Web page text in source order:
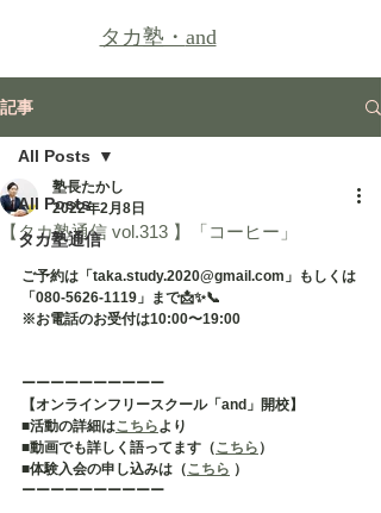
タカ塾・and
記事
All Posts
タカ塾通信
All Posts
【タカ塾通信 vol.313 】「コーヒー」
塾長たかし
2022年2月8日
ご予約は「taka.study.2020@gmail.com」もしくは
「080-5626-1119」まで📩✨📞
※お電話のお受付は10:00〜19:00
ーーーーーーーーーー
【オンラインフリースクール「and」開校】
■活動の詳細はこちらより
■動画でも詳しく語ってます（こちら ）
■体験入会の申し込みは（こちら ）
ーーーーーーーーーー